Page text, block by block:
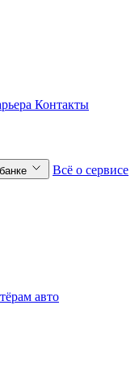
Контакты
Всё о сервисе
авто